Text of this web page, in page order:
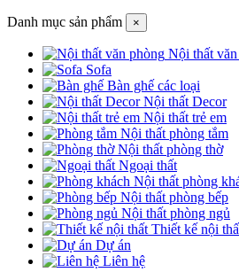
Danh mục sản phẩm ×
Nội thất
Sofa
Bàn ghế các loại
Nội thất Decor
Nội thất trẻ em
Nội thất phòng tắm
Nội thất phòng thờ
Ngoại thất
Nội thất phòng
Nội thất phòng bếp
Nội thất phòng ngủ
Thiết kế nội
Dự án
Liên hệ